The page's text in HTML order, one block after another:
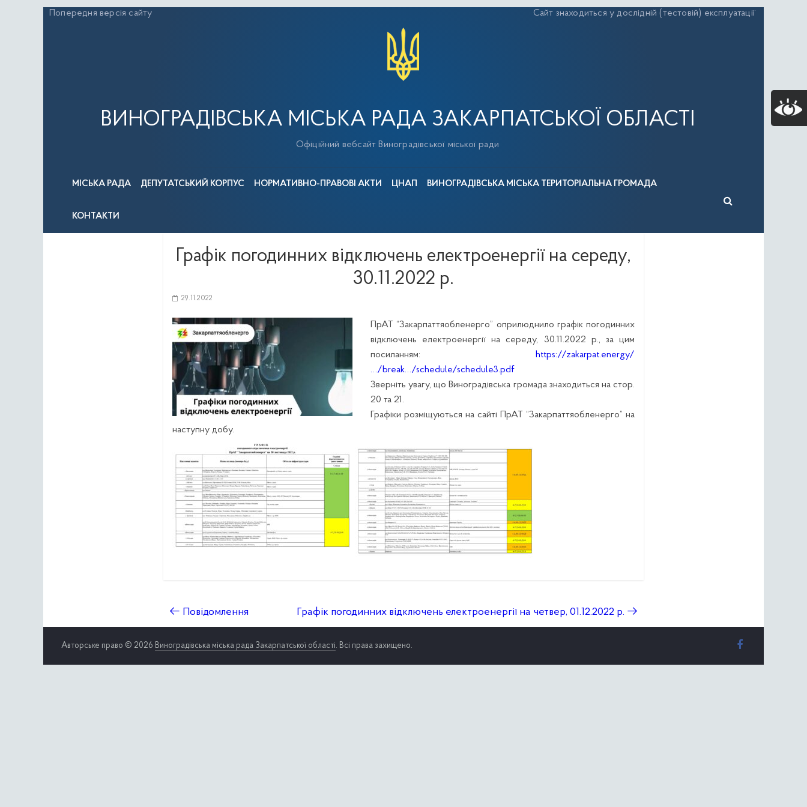
Перейти
Попередня версія сайту Сайт знаходиться у дослідній (тестовій) експлуатації
ВИНОГРАДІВСЬКА МІСЬКА РАДА ЗАКАРПАТСЬКОЇ ОБЛАСТІ
Офіційний вебсайт Виноградівської міської ради
МІСЬКА РАДА ДЕПУТАТСЬКИЙ КОРПУС НОРМАТИВНО-ПРАВОВІ АКТИ ЦНАП ВИНОГРАДІВСЬКА МІСЬКА ТЕРИТОРІАЛЬНА ГРОМАДА
КОНТАКТИ
Графік погодинних відключень електроенергії на середу,
30.11.2022 р.
29.11.2022
ПрАТ “Закарпаттяобленерго” оприлюднило графік погодинних
відключень електроенергії на середу, 30.11.2022 р., за цим
посиланням:
https://zakarpat.energy/
…/break…/schedule/schedule3.pdf
Зверніть увагу, що Виноградівська громада знаходиться на стор.
20 та 21.
Графіки розміщуються на сайті ПрАТ “Закарпаттяобленерго” на
наступну добу.
← Повідомлення Графік погодинних відключень електроенергії на четвер, 01.12.2022 р. →
Авторське право © 2026 Виноградівська міська рада Закарпатської області. Всі права захищено.